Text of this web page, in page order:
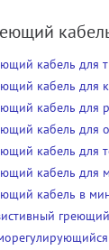
кабель для
кабель для
кабель для
кабель для
кабель для
кабель для
кабель в